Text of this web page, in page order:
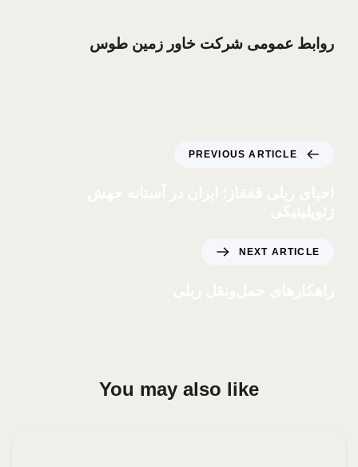
روابط عمومی شرکت خاور زمین طوس
PREVIOUS ARTICLE
NEXT ARTICLE
You may also like